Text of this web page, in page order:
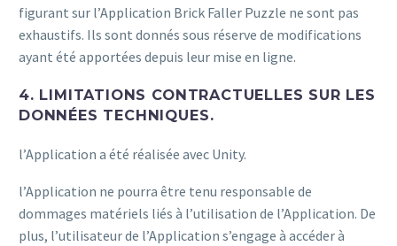
figurant sur l’Application Brick Faller Puzzle ne sont pas
exhaustifs. Ils sont donnés sous réserve de modifications
ayant été apportées depuis leur mise en ligne.
4. LIMITATIONS CONTRACTUELLES SUR LES
DONNÉES TECHNIQUES.
l’Application a été réalisée avec Unity.
l’Application ne pourra être tenu responsable de
dommages matériels liés à l’utilisation de l’Application. De
plus, l’utilisateur de l’Application s’engage à accéder à